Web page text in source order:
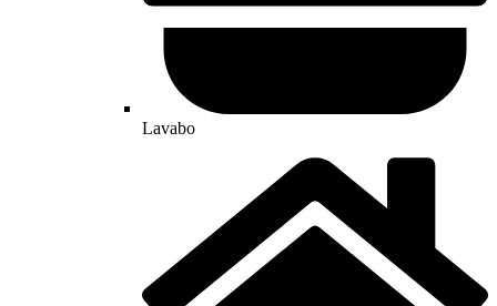
Lavabo